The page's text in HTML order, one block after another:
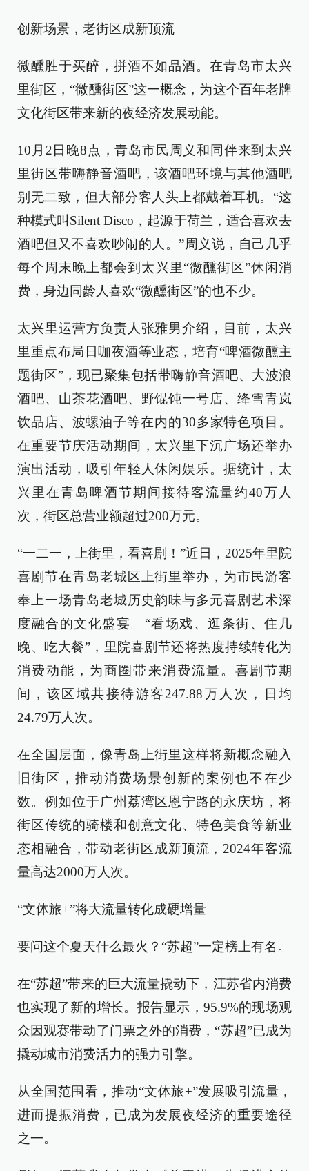
创新场景，老街区成新顶流
微醺胜于买醉，拼酒不如品酒。在青岛市太兴
里街区，“微醺街区”这一概念，为这个百年老牌
文化街区带来新的夜经济发展动能。
10月2日晚8点，青岛市民周义和同伴来到太兴
里街区带嗨静音酒吧，该酒吧环境与其他酒吧
别无二致，但大部分客人头上都戴着耳机。“这
种模式叫Silent Disco，起源于荷兰，适合喜欢去
酒吧但又不喜欢吵闹的人。”周义说，自己几乎
每个周末晚上都会到太兴里“微醺街区”休闲消
费，身边同龄人喜欢“微醺街区”的也不少。
太兴里运营方负责人张雅男介绍，目前，太兴
里重点布局日咖夜酒等业态，培育“啤酒微醺主
题街区”，现已聚集包括带嗨静音酒吧、大波浪
酒吧、山茶花酒吧、野馄饨一号店、绛雪青岚
饮品店、波螺油子等在内的30多家特色项目。
在重要节庆活动期间，太兴里下沉广场还举办
演出活动，吸引年轻人休闲娱乐。据统计，太
兴里在青岛啤酒节期间接待客流量约40万人
次，街区总营业额超过200万元。
“一二一，上街里，看喜剧！”近日，2025年里院
喜剧节在青岛老城区上街里举办，为市民游客
奉上一场青岛老城历史韵味与多元喜剧艺术深
度融合的文化盛宴。“看场戏、逛条街、住几
晚、吃大餐”，里院喜剧节还将热度持续转化为
消费动能，为商圈带来消费流量。喜剧节期
间，该区域共接待游客247.88万人次，日均
24.79万人次。
在全国层面，像青岛上街里这样将新概念融入
旧街区，推动消费场景创新的案例也不在少
数。例如位于广州荔湾区恩宁路的永庆坊，将
街区传统的骑楼和创意文化、特色美食等新业
态相融合，带动老街区成新顶流，2024年客流
量高达2000万人次。
“文体旅+”将大流量转化成硬增量
要问这个夏天什么最火？“苏超”一定榜上有名。
在“苏超”带来的巨大流量撬动下，江苏省内消费
也实现了新的增长。报告显示，95.9%的现场观
众因观赛带动了门票之外的消费，“苏超”已成为
撬动城市消费活力的强力引擎。
从全国范围看，推动“文体旅+”发展吸引流量，
进而提振消费，已成为发展夜经济的重要途径
之一。